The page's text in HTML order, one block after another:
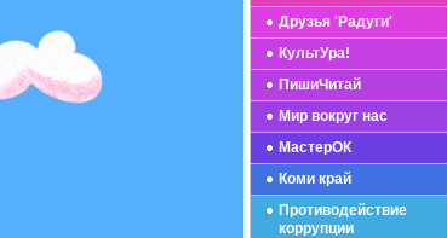
Друзья 'Радуги'
КультУра!
ПишиЧитай
Мир вокруг нас
МастерОК
Коми край
Противодействие
коррупции